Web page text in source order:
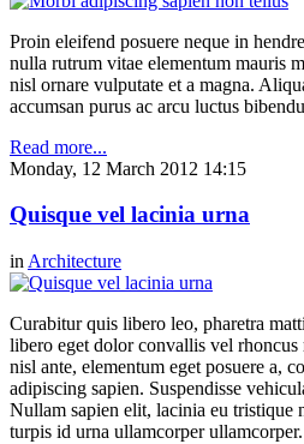
Proin eleifend posuere neque in
nulla rutrum vitae elementum mauris
nisl ornare vulputate et a magna.
accumsan purus ac arcu luctus
Read more...
Monday, 12 March 2012 14:15
Quisque vel lacinia urna
in Architecture
Curabitur quis libero leo, pharetra
libero eget dolor convallis vel rhoncus
nisl ante, elementum eget posuere a,
adipiscing sapien. Suspendisse
Nullam sapien elit, lacinia eu tristique
turpis id urna ullamcorper ullamcorper.